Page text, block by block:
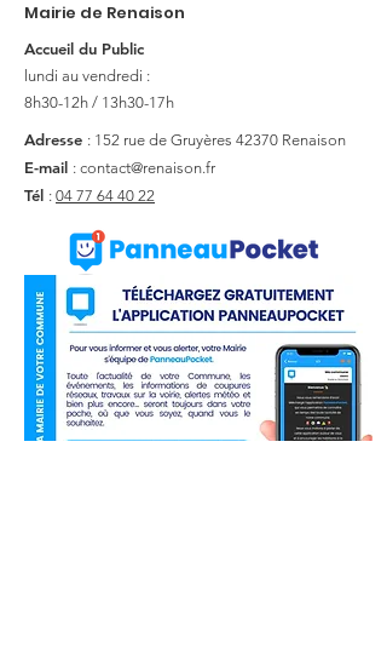
Mairie de Renaison
Accueil du Public
lundi au vendredi :
8h30-12h / 13h30-17h
Adresse : 152 rue de Gruyères 42370 Renaison
E-mail : contact@renaison.fr
Tél : 04 77 64 40 22